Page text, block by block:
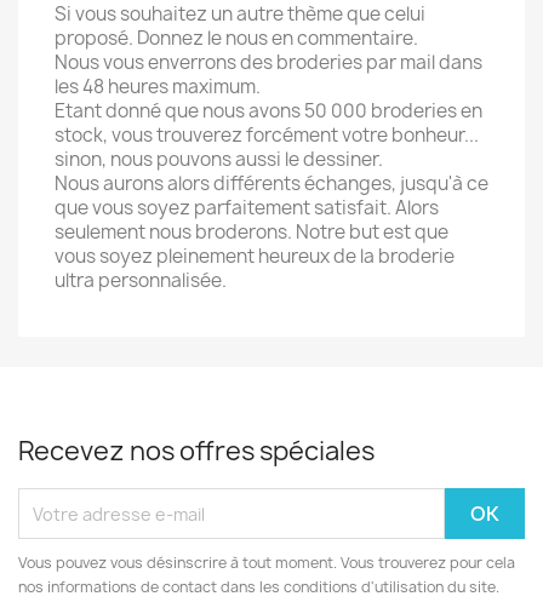
Si vous souhaitez un autre thème que celui
proposé. Donnez le nous en commentaire.
Nous vous enverrons des broderies par mail dans
les 48 heures maximum.
Etant donné que nous avons 50 000 broderies en
stock, vous trouverez forcément votre bonheur...
sinon, nous pouvons aussi le dessiner.
Nous aurons alors différents échanges, jusqu'à ce
que vous soyez parfaitement satisfait. Alors
seulement nous broderons. Notre but est que
vous soyez pleinement heureux de la broderie
ultra personnalisée.
Recevez nos offres spéciales
Vous pouvez vous désinscrire à tout moment. Vous trouverez pour cela
nos informations de contact dans les conditions d'utilisation du site.